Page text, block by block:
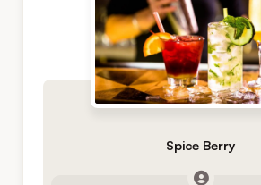
Spice Berry